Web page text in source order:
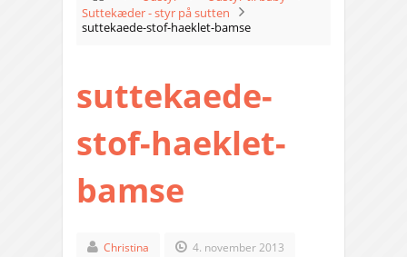
Suttekæder - styr på sutten
suttekaede-stof-haeklet-bamse
suttekaede-
stof-haeklet-
bamse
Christina 4. november 2013